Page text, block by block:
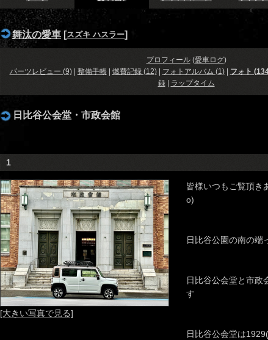
舞汰の愛車 [スズキ ハスラー]
プロフィール(愛車ログ)
パーツレビュー (9)| 整備手帳| 燃費記録 (12)| フォトアルバム (1)| フォト
録| ラップタイム
日比谷公会堂・市政会館
1
[大きい写真で見る]
皆様いつもご覧頂き
o)
日比谷公園の南の端
日比谷公会堂と市政
す
日比谷公会堂は